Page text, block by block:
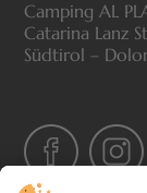
Camping AL
Catarina Lanz
Südtirol –